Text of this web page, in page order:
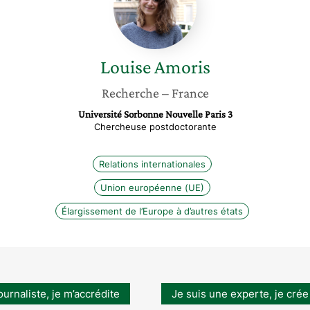
LouiseAmoris
Recherche – France
Université Sorbonne Nouvelle Paris 3
Chercheuse postdoctorante
Relations internationales
Union européenne (UE)
Élargissement de l’Europe à d’autres états
je m’accrédite Je suis une experte, je